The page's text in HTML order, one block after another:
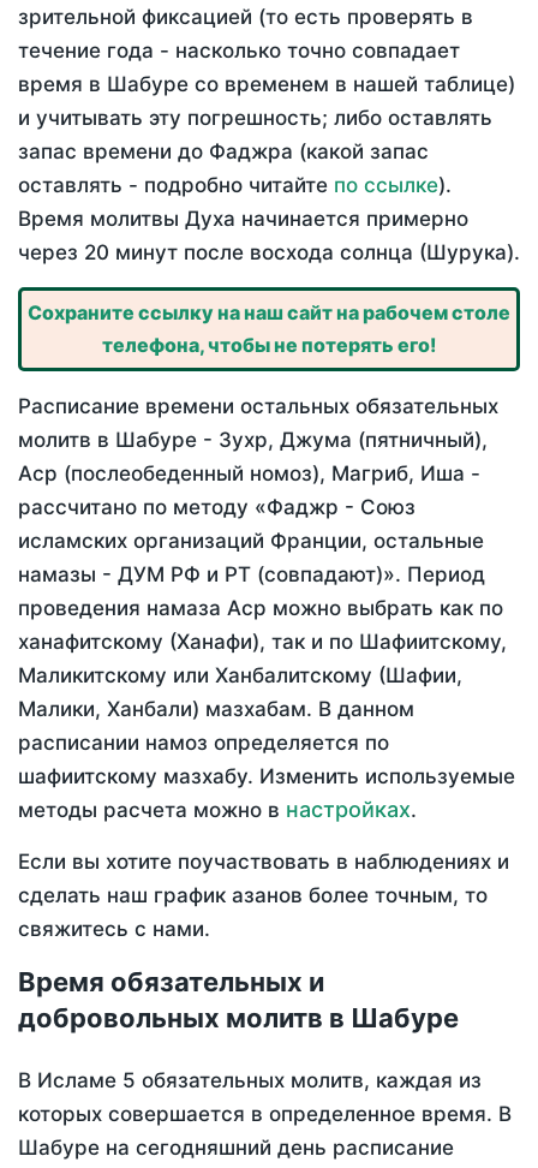
зрительной фиксацией (то есть проверять в
течение года - насколько точно совпадает
время в Шабуре со временем в нашей таблице)
и учитывать эту погрешность; либо оставлять
запас времени до Фаджра (какой запас
оставлять - подробно читайте по ссылке).
Время молитвы Духа начинается примерно
через 20 минут после восхода солнца (Шурука).
Сохраните ссылку на наш сайт на рабочем столе
телефона, чтобы не потерять его!
Расписание времени остальных обязательных
молитв в Шабуре - Зухр, Джума (пятничный),
Аср (послеобеденный номоз), Магриб, Иша -
рассчитано по методу «Фаджр - Союз
исламских организаций Франции, остальные
намазы - ДУМ РФ и РТ (совпадают)». Период
проведения намаза Аср можно выбрать как по
ханафитскому (Ханафи), так и по Шафиитскому,
Маликитскому или Ханбалитскому (Шафии,
Малики, Ханбали) мазхабам. В данном
расписании намоз определяется по
шафиитскому мазхабу. Изменить используемые
методы расчета можно в настройках.
Если вы хотите поучаствовать в наблюдениях и
сделать наш график азанов более точным, то
свяжитесь с нами.
Время обязательных и
добровольных молитв в Шабуре
В Исламе 5 обязательных молитв, каждая из
которых совершается в определенное время. В
Шабуре на сегодняшний день расписание